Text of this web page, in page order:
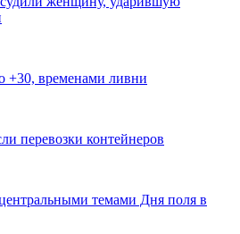
+30, временами ливни
перевозки контейнеров
темами Дня поля в